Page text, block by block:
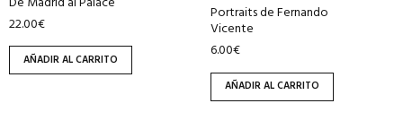
22.00€
AÑADIR AL CARRITO
Portraits de Fernando
Vicente
6.00€
AÑADIR AL CARRITO